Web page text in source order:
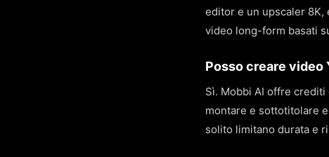
editor e un upscaler 8K,
video long-form basati
Posso creare video
Sì. Mobbi AI offre
montare e sottotitolare
solito limitano durata e